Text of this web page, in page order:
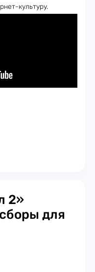
культуру.
2»
для